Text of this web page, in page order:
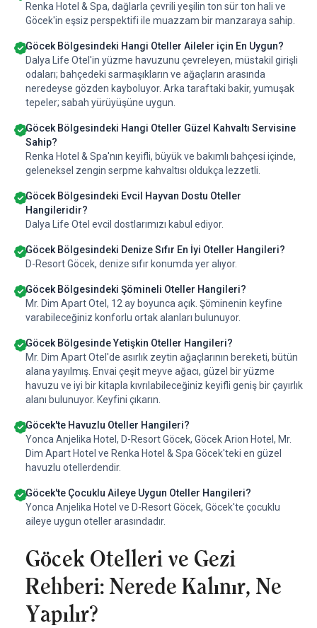
Renka Hotel & Spa, dağlarla çevrili yeşilin ton sür ton hali ve
Göcek'in eşsiz perspektifi ile muazzam bir manzaraya sahip.
Göcek Bölgesindeki Hangi Oteller Aileler için En Uygun?
Dalya Life Otel'in yüzme havuzunu çevreleyen, müstakil girişli
odaları; bahçedeki sarmaşıkların ve ağaçların arasında
neredeyse gözden kayboluyor. Arka taraftaki bakir, yumuşak
tepeler; sabah yürüyüşüne uygun.
Göcek Bölgesindeki Hangi Oteller Güzel Kahvaltı Servisine
Sahip?
Renka Hotel & Spa'nın keyifli, büyük ve bakımlı bahçesi içinde,
geleneksel zengin serpme kahvaltısı oldukça lezzetli.
Göcek Bölgesindeki Evcil Hayvan Dostu Oteller
Hangileridir?
Dalya Life Otel evcil dostlarımızı kabul ediyor.
Göcek Bölgesindeki Denize Sıfır En İyi Oteller Hangileri?
D-Resort Göcek, denize sıfır konumda yer alıyor.
Göcek Bölgesindeki Şömineli Oteller Hangileri?
Mr. Dim Apart Otel, 12 ay boyunca açık. Şöminenin keyfine
varabileceğiniz konforlu ortak alanları bulunuyor.
Göcek Bölgesinde Yetişkin Oteller Hangileri?
Mr. Dim Apart Otel'de asırlık zeytin ağaçlarının bereketi, bütün
alana yayılmış. Envai çeşit meyve ağacı, güzel bir yüzme
havuzu ve iyi bir kitapla kıvrılabileceğiniz keyifli geniş bir çayırlık
alanı bulunuyor. Keyfini çıkarın.
Göcek'te Havuzlu Oteller Hangileri?
Yonca Anjelika Hotel, D-Resort Göcek, Göcek Arion Hotel, Mr.
Dim Apart Hotel ve Renka Hotel & Spa Göcek'teki en güzel
havuzlu otellerdendir.
Göcek'te Çocuklu Aileye Uygun Oteller Hangileri?
Yonca Anjelika Hotel ve D-Resort Göcek, Göcek'te çocuklu
aileye uygun oteller arasındadır.
Göcek Otelleri ve Gezi
Rehberi: Nerede Kalınır, Ne
Yapılır?